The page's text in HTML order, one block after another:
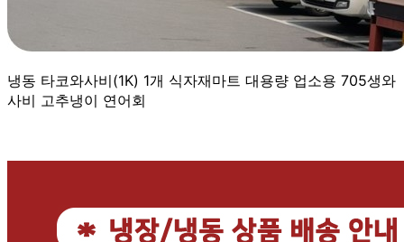
냉동 타코와사비(1K) 1개 식자재마트 대용량 업소용 705생와
사비 고추냉이 연어회